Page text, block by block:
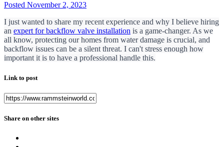
Posted November 2, 2023
I just wanted to share my recent experience and why I believe hiring
an expert for backflow valve installation is a game-changer. As we
all know, protecting our homes from water damage is crucial, and
backflow issues can be a silent threat. I can't stress enough how
important it is to have a professional handle this.
Link to post
Share on other sites